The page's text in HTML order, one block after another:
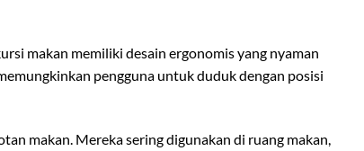
makan memiliki desain ergonomis yang nyaman
pengguna untuk duduk dengan posisi
makan. Mereka sering digunakan di ruang makan,